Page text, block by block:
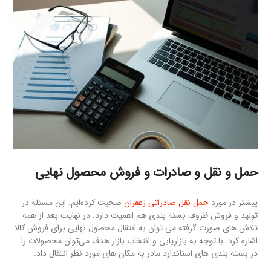
حمل و نقل و صادرات و فروش محصول نهایی
پیشتر در موردحمل نقل صادراتی زعفران صحبت کرده‌ایم. این مسئله در
تولید و فروش ظروف بسته بندی هم اهمیت دارد. در نهایت بعد از همه
تلاش های صورت گرفته می توان به انتقال محصول نهایی برای فروش کالا
اشاره کرد. با توجه به بازاریابی و انتخاب بازار هدف می‌توان محصولات را
در بسته بندی های استاندارد مادر به مکان های مورد نظر انتقال داد.